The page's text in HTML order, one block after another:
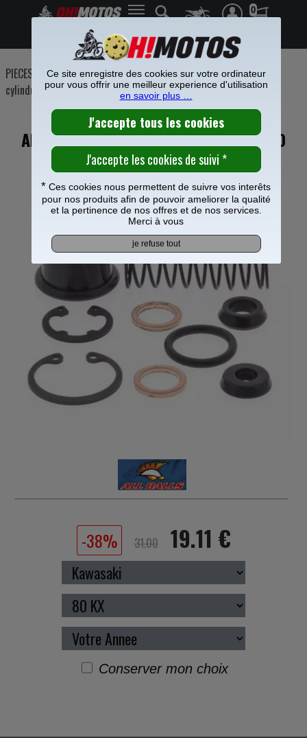
0
Frais de port offerts à partir de 49€
PIECES MOTO>Freinage>Etrier Maitre cylindre frein>Maitre
cylindre de frein>
KIT REPARATION MAITRE CYLINDRE
ARRIERE ALL BALLS POUR KAWASAKI 80
KX
-38% 31.00 19.11 €
Conserver mon choix
Ce site enregistre des cookies sur votre ordinateur
pour vous offrir une meilleur experience d'utilisation
en savoir plus …
* Ces cookies nous permettent de suivre vos interêts
pour nos produits afin de pouvoir ameliorer la qualité
et la pertinence de nos offres et de nos services.
Merci à vous